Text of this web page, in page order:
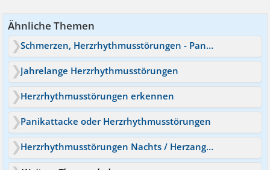
Ähnliche Themen
Schmerzen, Herzrhythmusstörungen - Panik
Jahrelange Herzrhythmusstörungen
Herzrhythmusstörungen erkennen
Panikattacke oder Herzrhythmusstörungen
Herzrhythmusstörungen Nachts / Herzangst